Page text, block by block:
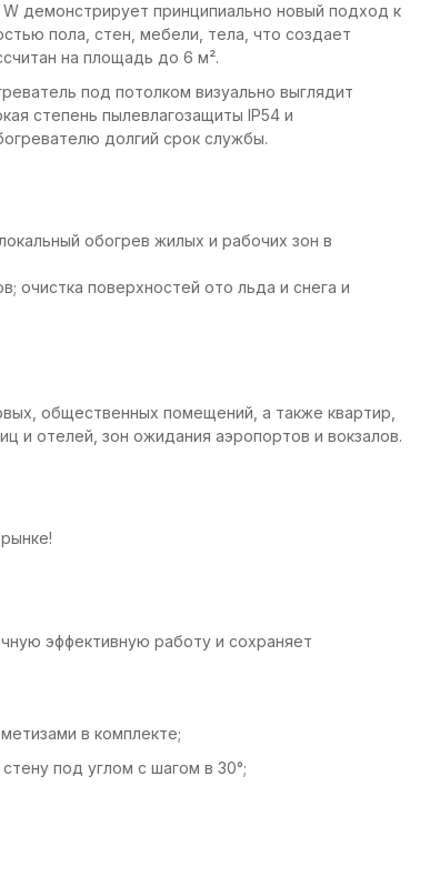
демонстрирует принципиально новый подход к
пола, стен, мебели, тела, что создает
на площадь до 6 м².
под потолком визуально выглядит
степень пылевлагозащиты IP54 и
долгий срок службы.
обогрев жилых и рабочих зон в
очистка поверхностей ото льда и снега и
общественных помещений, а также квартир,
и отелей, зон ожидания аэропортов и вокзалов.
эффективную работу и сохраняет
в комплекте;
под углом с шагом в 30°;